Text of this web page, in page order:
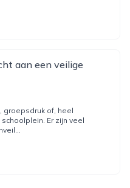
aan een veilige
groepsdruk of, heel
Er zijn veel